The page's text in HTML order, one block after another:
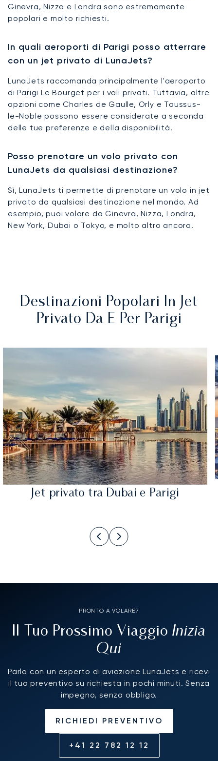
Ginevra, Nizza e Londra sono estremamente
popolari e molto richiesti.
In quali aeroporti di Parigi posso atterrare
con un jet privato di LunaJets?
LunaJets raccomanda principalmente l'aeroporto
di Parigi Le Bourget per i voli privati. Tuttavia, altre
opzioni come Charles de Gaulle, Orly e Toussus-
le-Noble possono essere considerate a seconda
delle tue preferenze e della disponibilità.
Posso prenotare un volo privato con
LunaJets da qualsiasi destinazione?
Sì, LunaJets ti permette di prenotare un volo in jet
privato da qualsiasi destinazione nel mondo. Ad
esempio, puoi volare da Ginevra, Nizza, Londra,
New York, Dubai o Tokyo, e molto altro ancora.
Destinazioni Popolari In Jet
Privato Da E Per Parigi
Jet privato tra Dubai e Parigi
PRONTO A VOLARE?
Il Tuo Prossimo Viaggio Inizia
Qui
Parla con un esperto di aviazione LunaJets e ricevi
il tuo preventivo su richiesta in pochi minuti. Senza
impegno, senza obbligo.
RICHIEDI PREVENTIVO
+41 22 782 12 12